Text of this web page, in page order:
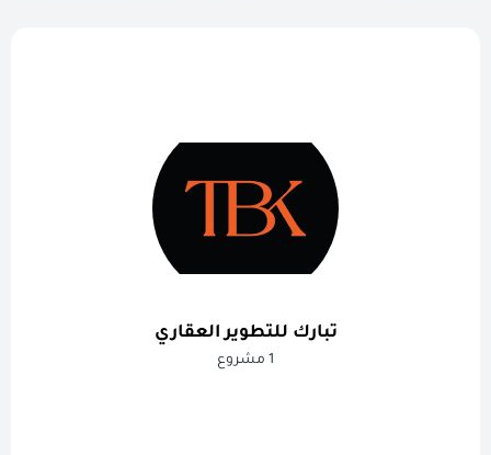
تبارك للتطوير العقاري
1 مشروع